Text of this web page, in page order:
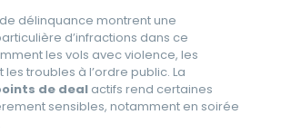
délinquance montrent une
d’infractions dans ce
les vols avec violence, les
troubles à l’ordre public. La
de dealactifs rend certaines
sensibles, notamment en soirée